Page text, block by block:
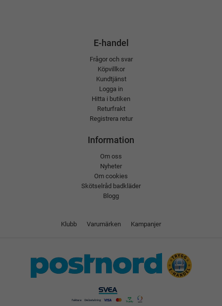
E-handel
Frågor och svar
Köpvillkor
Kundtjänst
Logga in
Hitta i butiken
Returfrakt
Registrera retur
Information
Om oss
Nyheter
Om cookies
Skötselråd badkläder
Blogg
Klubb Varumärken Kampanjer